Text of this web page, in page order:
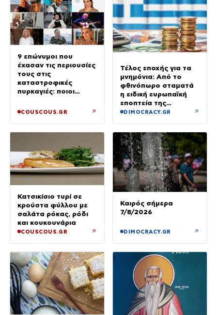
9 επώνυμοι που
έχασαν τις περιουσίες
τους στις
καταστροφικές
πυρκαγιές: ποιοι
COUSCOUS.GR ↗
Τέλος εποχής για τα
μνημόνια: Από το
φθινόπωρο σταματά
η ειδική ευρωπαϊκή
εποπτεία της
ελληνικής οικονομίας
DIMOCRACY.GR ↗
Κατσικίσιο τυρί σε
κρούστα φύλλου με
σαλάτα ρόκας, ρόδι
και κουκουνάρια
COUSCOUS.GR ↗
Καιρός σήμερα
7/8/2026
DIMOCRACY.GR ↗